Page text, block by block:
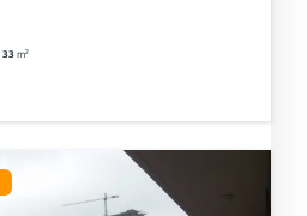
33 m²